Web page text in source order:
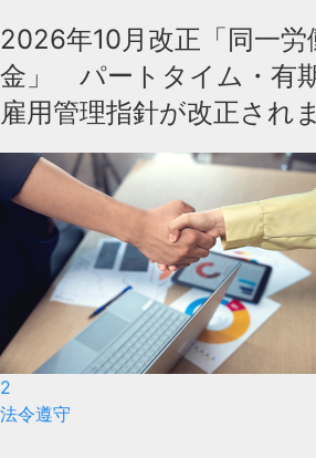
2026年10月改正「同一労
金」 パートタイム・有
雇用管理指針が改正され
2
法令遵守